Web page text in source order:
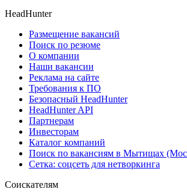
HeadHunter
Размещение вакансий
Поиск по резюме
О компании
Наши вакансии
Реклама на сайте
Требования к ПО
Безопасный HeadHunter
HeadHunter API
Партнерам
Инвесторам
Каталог компаний
Поиск по вакансиям в Мытищах
Сетка: соцсеть для нетворкинга
Соискателям